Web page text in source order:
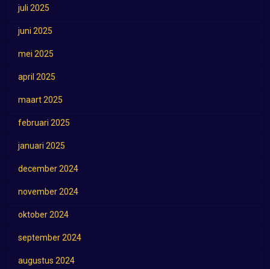
juli 2025
juni 2025
mei 2025
april 2025
maart 2025
februari 2025
januari 2025
december 2024
november 2024
oktober 2024
september 2024
augustus 2024